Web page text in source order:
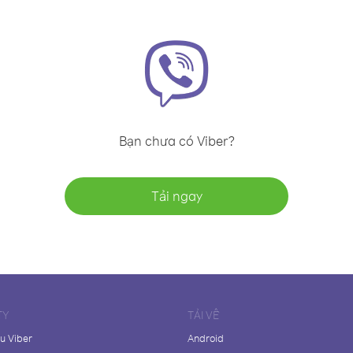
Bạn chưa có Viber?
Tải ngay
Viber
TẢI VỀ
Android